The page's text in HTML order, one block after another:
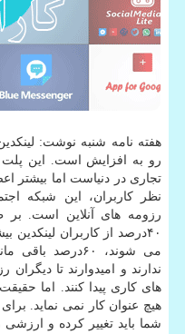
هفته نامه شنبه نوشت: لینكدین ۶۱۰
رو به افزایش است. این
تجاری در دنیاست اما بیشتر
نظر كاربران، این شبكه
رزومه های آنلاین است.
۴۰درصد از كاربران
می شوند،
ندارند و امیدوارند تا
های كاری پیدا كنند. اما
هیچ عنوان كار نمی نماید.
شما باید تغییر كرده و ارزشی